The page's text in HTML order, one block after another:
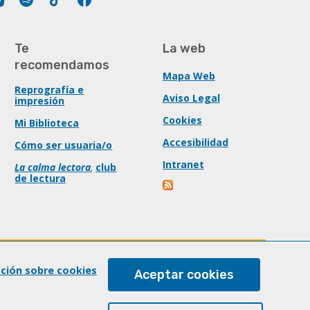
Te
recomendamos
Reprografía e
impresión
Mi Biblioteca
Cómo ser usuaria/o
La calma lectora, club
de lectura
La web
Mapa Web
Aviso Legal
Cookies
Accesibilidad
Intranet
sobre cookies Aceptar cookies